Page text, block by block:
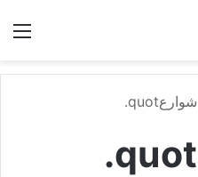
شوارعquot.